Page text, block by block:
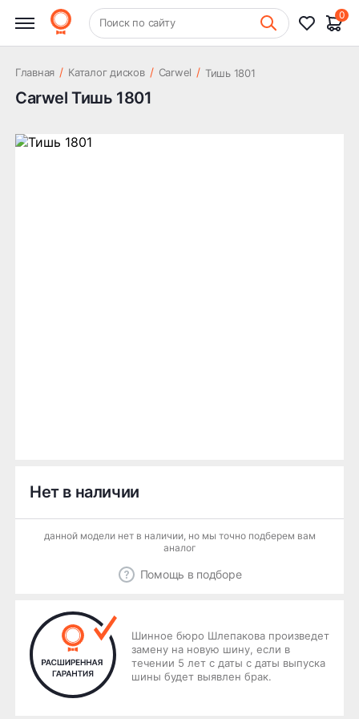
+7 (831) 261-35-35 Шиномонтаж
Поиск по сайту
0
Главная / Каталог дисков / Carwel / Тишь 1801
Carwel Тишь 1801
Нет в наличии
данной модели нет в наличии, но мы точно подберем вам
аналог
Помощь в подборе
Шинное бюро Шлепакова произведет
замену на новую шину, если в
течении 5 лет с даты с даты выпуска
шины будет выявлен брак.